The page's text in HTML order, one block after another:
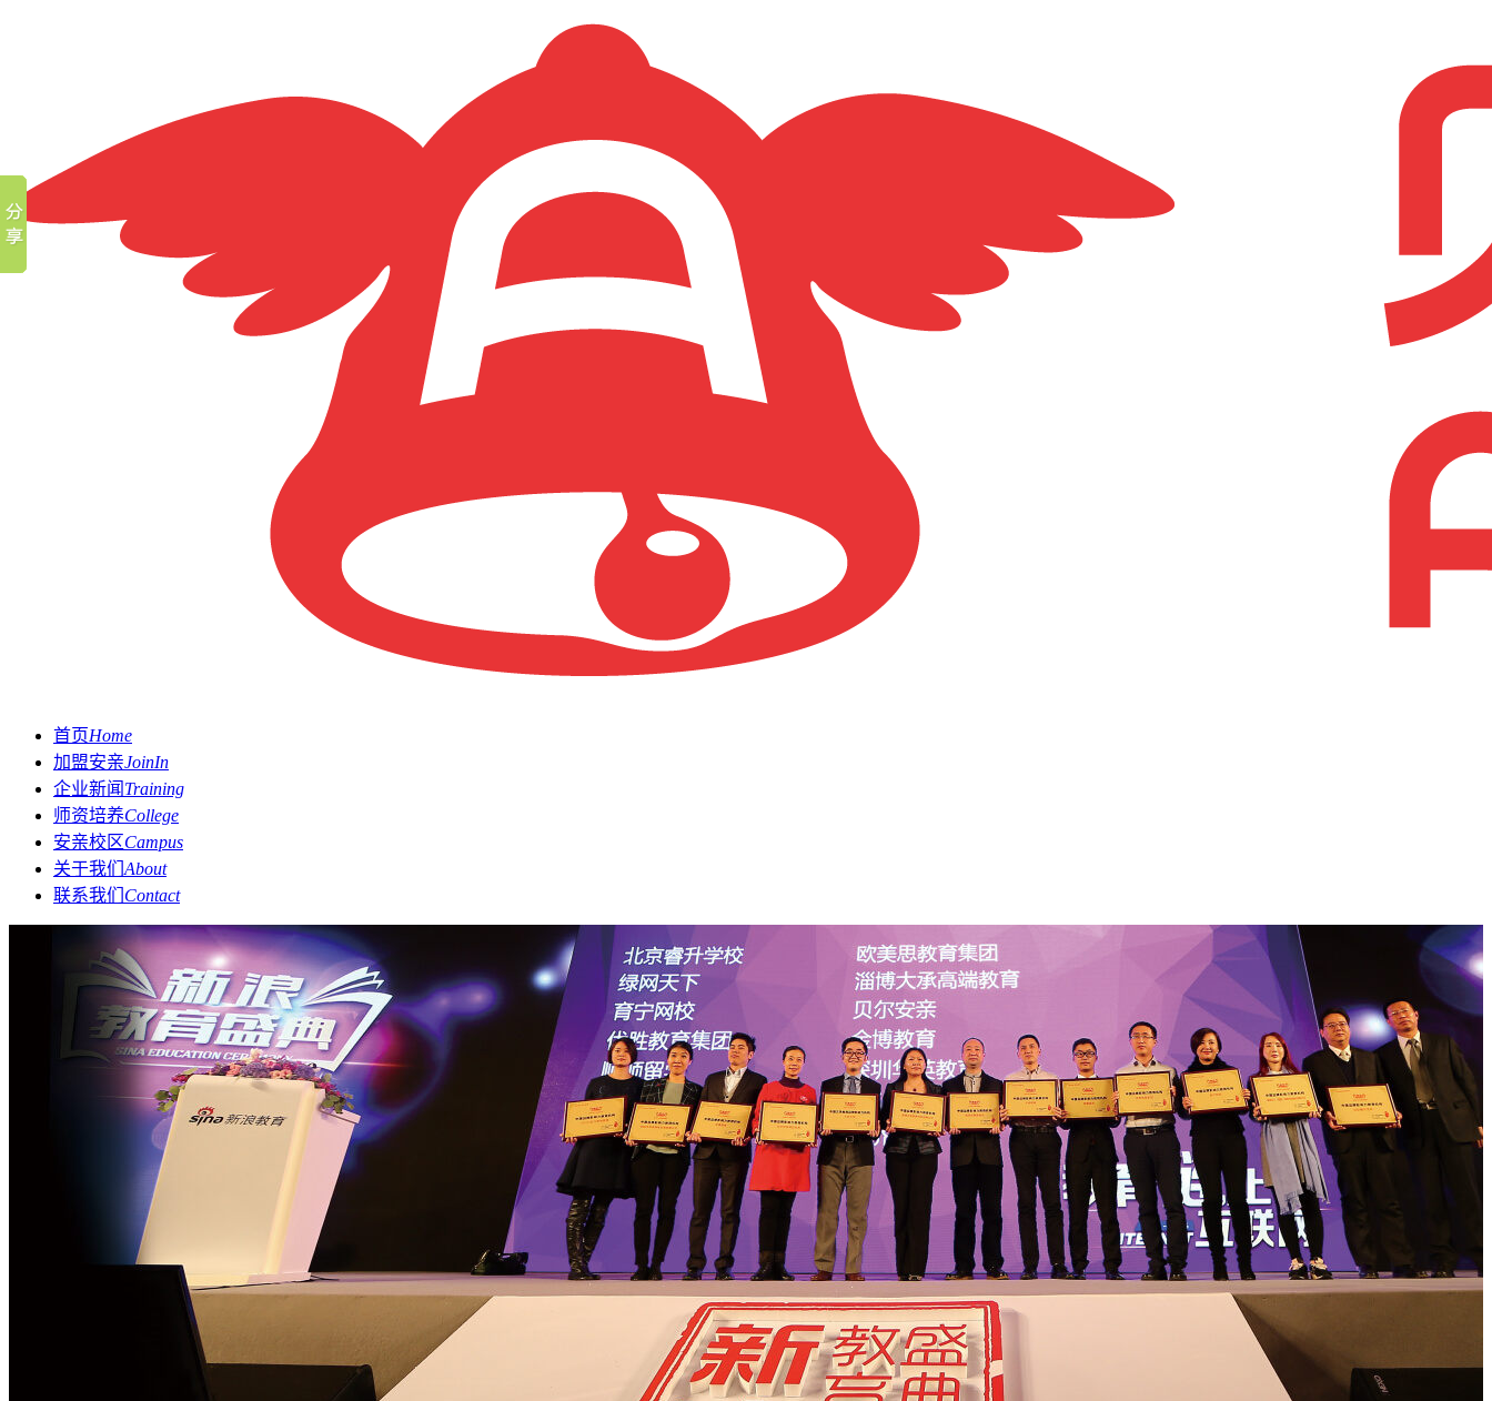
首页Home
加盟安亲JoinIn
企业新闻 Training
师资培养College
安亲校区Campus
关于我们 About
联系我们 Contact